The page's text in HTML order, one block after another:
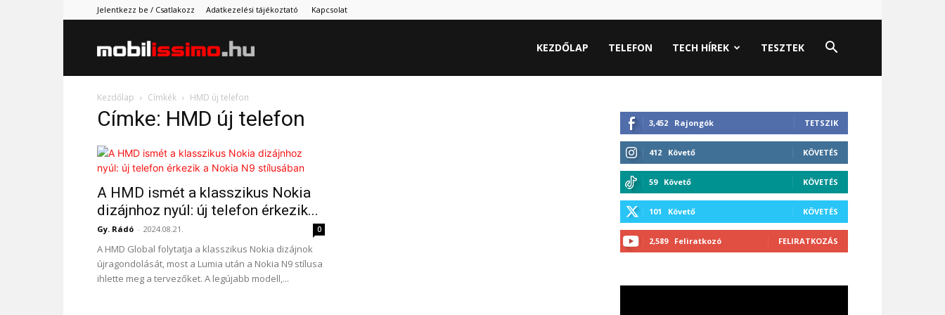
Jelentkezz be / Csatlakozz Adatkezelési tájékoztató Kapcsolat
Mobilissimo.hu KEZDŐLAP TELEFON TECH HÍREK TESZTEK
Kezdőlap Címkék HMD új telefon
Címke: HMD új telefon
A HMD ismét a klasszikus Nokia
dizájnhoz nyúl: új telefon érkezik...
Gy. Rádó - 2024.08.21. 0
A HMD Global folytatja a klasszikus Nokia dizájnok
újragondolását, most a Lumia után a Nokia N9 stílusa
ihlette meg a tervezőket. A legújabb modell,...
3,452 Rajongók TETSZIK
412 Követő KÖVETÉS
59 Követő KÖVETÉS
101 Követő KÖVETÉS
2,589 Feliratkozó FELIRATKOZÁS